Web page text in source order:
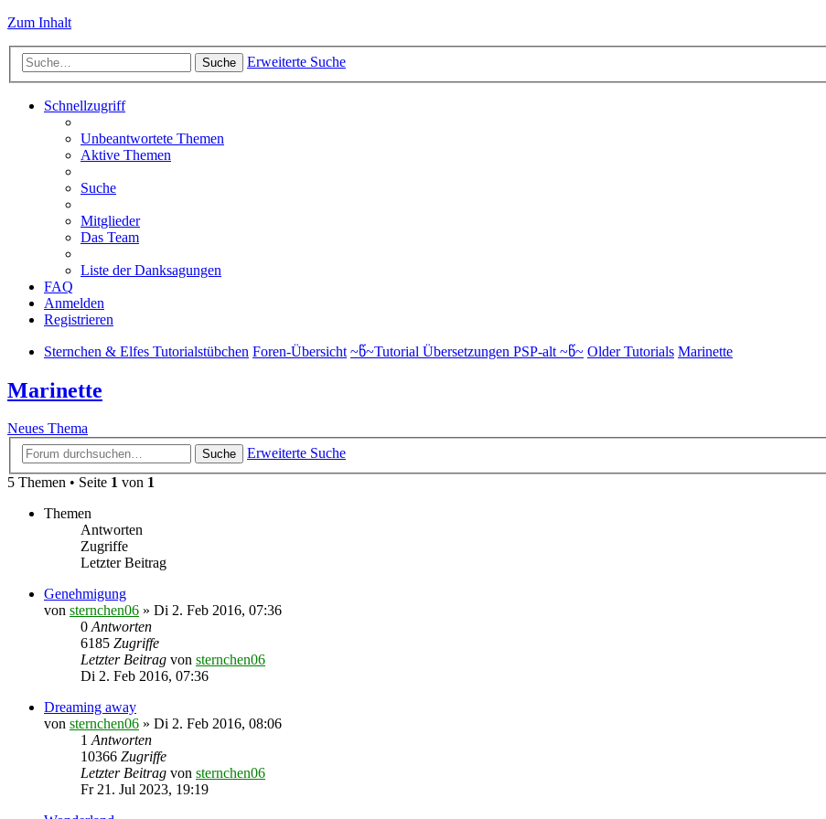
Zum Inhalt
Suche Erweiterte Suche
Schnellzugriff
Unbeantwortete Themen
Aktive Themen
Suche
Mitglieder
Das Team
Liste der Danksagungen
FAQ
Anmelden
Registrieren
Sternchen & Elfes Tutorialstübchen Foren-Übersicht ~წ~Tutorial Übersetzungen PSP-alt ~წ~ Older Tutorials Marinette
Marinette
Neues Thema
Suche
Erweiterte Suche
5 Themen • Seite 1 von 1
Themen
Antworten
Zugriffe
Letzter Beitrag
Genehmigung
von sternchen06 » Di 2. Feb 2016, 07:36
0 Antworten
6185 Zugriffe
Letzter Beitrag von sternchen06
Di 2. Feb 2016, 07:36
Dreaming away
von sternchen06 » Di 2. Feb 2016, 08:06
1 Antworten
10366 Zugriffe
Letzter Beitrag von sternchen06
Fr 21. Jul 2023, 19:19